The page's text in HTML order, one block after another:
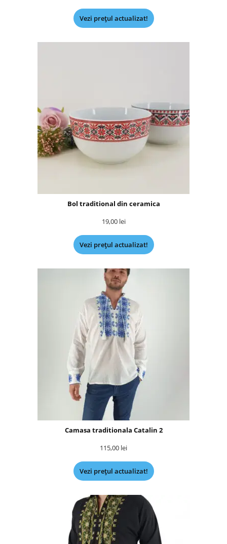
Vezi prețul actualizat!
Bol traditional din ceramica
19,00 lei
Vezi prețul actualizat!
Camasa traditionala Catalin 2
115,00 lei
Vezi prețul actualizat!